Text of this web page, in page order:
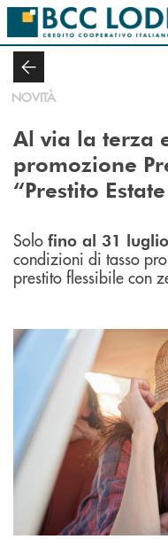
Salta al contenuto principale
NOVITÀ
Al via la terza
promozione
“Prestito
Solo fino al 31 luglio
condizioni di tasso
prestito flessibile con